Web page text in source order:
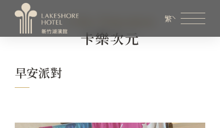
繁
Color Dimension
卡樂次元
早安派對
關於煙波